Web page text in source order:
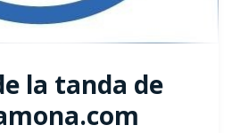
la tanda de